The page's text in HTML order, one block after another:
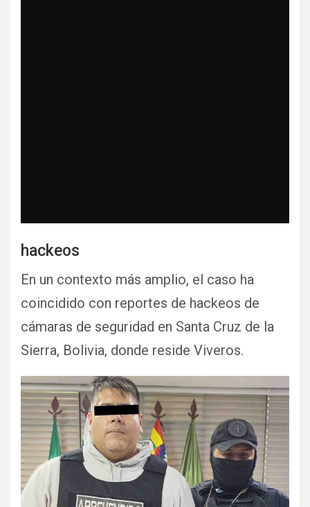
hackeos
En un contexto más amplio, el caso ha
coincidido con reportes de hackeos de
cámaras de seguridad en Santa Cruz de la
Sierra, Bolivia, donde reside Viveros.